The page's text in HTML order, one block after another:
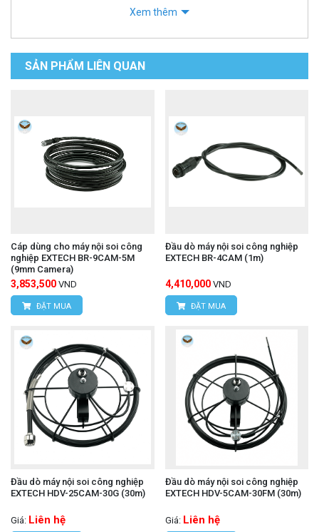
Xem thêm
SẢN PHẨM LIÊN QUAN
Cáp dùng cho máy nội soi công
nghiệp EXTECH BR-9CAM-5M
(9mm Camera)
3,853,500 VND
ĐẶT MUA
Đầu dò máy nội soi công nghiệp
EXTECH BR-4CAM (1m)
4,410,000 VND
ĐẶT MUA
Đầu dò máy nội soi công nghiệp
EXTECH HDV-25CAM-30G (30m)
Giá: Liên hệ
Đầu dò máy nội soi công nghiệp
EXTECH HDV-5CAM-30FM (30m)
Giá: Liên hệ